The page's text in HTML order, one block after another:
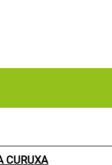
CURUXA